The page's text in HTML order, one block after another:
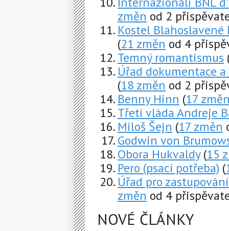
změn od 2
Kostel Blahoslavené
(21 změn od 4
Temný romantismus
Úřad dokumentace
(18 změn od 2
Benny Hinn (17
Třetí vláda Andreje
Miloš Šejn (17 změn
Godwin von
Obora Hukvaldy (15
Pero (psací potřeba) (
Úřad pro
změn od 4
NOVÉ ČLÁNKY